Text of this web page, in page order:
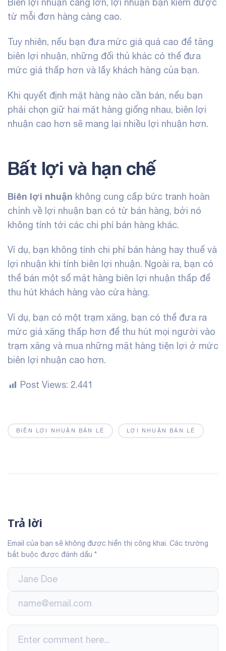
Biên lợi nhuận càng lớn, lợi nhuận bạn kiếm được
từ mỗi đơn hàng càng cao.
Tuy nhiên, nếu bạn đưa mức giá quá cao để tăng
biên lợi nhuận, những đối thủ khác có thể đưa
mức giá thấp hơn và lấy khách hàng của bạn.
Khi quyết định mặt hàng nào cần bán, nếu bạn
phải chọn giữ hai mặt hàng giống nhau, biên lợi
nhuận cao hơn sẽ mang lại nhiều lợi nhuận hơn.
Bất lợi và hạn chế
Biên lợi nhuận không cung cấp bức tranh hoàn
chỉnh về lợi nhuận bạn có từ bán hàng, bởi nó
không tính tới các chi phí bán hàng khác.
Ví dụ, bạn không tính chi phí bán hàng hay thuế và
lợi nhuận khi tính biên lợi nhuận. Ngoài ra, bạn có
thể bán một số mặt hàng biên lợi nhuận thấp để
thu hút khách hàng vào cửa hàng.
Ví dụ, bạn có một trạm xăng, bạn có thể đưa ra
mức giá xăng thấp hơn để thu hút mọi người vào
trạm xăng và mua những mặt hàng tiện lợi ở mức
biên lợi nhuận cao hơn.
Post Views: 2.441
BIÊN LỢI NHUẬN BÁN LẺ LỢI NHUẬN BÁN LẺ
Trả lời
Email của bạn sẽ không được hiển thị công khai. Các trường
bắt buộc được đánh dấu *